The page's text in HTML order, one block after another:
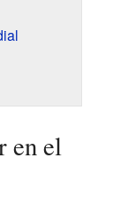
en el